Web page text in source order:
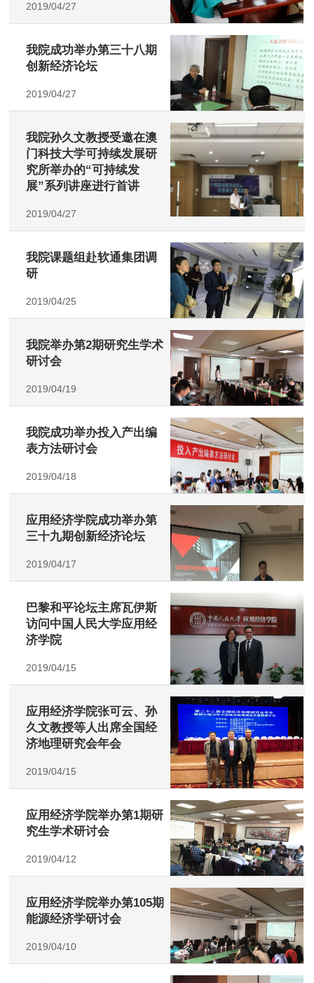
2019/04/27
我院成功举办第三十八期
创新经济论坛
2019/04/27
我院孙久文教授受邀在澳
门科技大学可持续发展研
究所举办的“可持续发
展”系列讲座进行首讲
2019/04/27
我院课题组赴软通集团调
研
2019/04/25
我院举办第2期研究生学术
研讨会
2019/04/19
我院成功举办投入产出编
表方法研讨会
2019/04/18
应用经济学院成功举办第
三十九期创新经济论坛
2019/04/17
巴黎和平论坛主席瓦伊斯
访问中国人民大学应用经
济学院
2019/04/15
应用经济学院张可云、孙
久文教授等人出席全国经
济地理研究会年会
2019/04/15
应用经济学院举办第1期研
究生学术研讨会
2019/04/12
应用经济学院举办第105期
能源经济学研讨会
2019/04/10